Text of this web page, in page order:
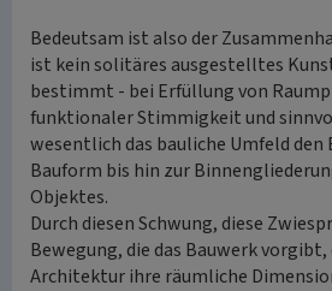
Bedeutsam ist also der
ist kein solitäres ausgestelltes
bestimmt - bei Erfüllung von
funktionaler Stimmigkeit und
wesentlich das bauliche Umfeld
Bauform bis hin zur
Objektes.
Durch diesen Schwung, diese
Bewegung, die das Bauwerk
Architektur ihre räumliche